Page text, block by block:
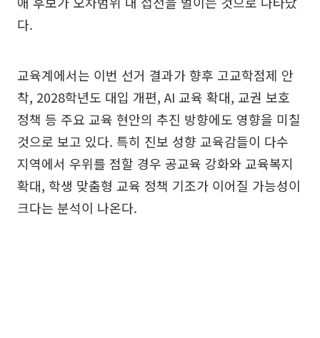
다.
교육계에서는 이번 선거 결과가 향후 고교학점제 안
착, 2028학년도 대입 개편, AI 교육 확대, 교권 보호
정책 등 주요 교육 현안의 추진 방향에도 영향을 미칠
것으로 보고 있다. 특히 진보 성향 교육감들이 다수
지역에서 우위를 점할 경우 공교육 강화와 교육복지
확대, 학생 맞춤형 교육 정책 기조가 이어질 가능성이
크다는 분석이 나온다.